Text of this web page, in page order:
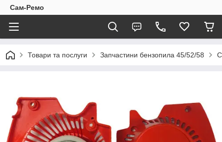
Сам-Ремо
Товари та послуги Запчастини бензопила 45/52/58